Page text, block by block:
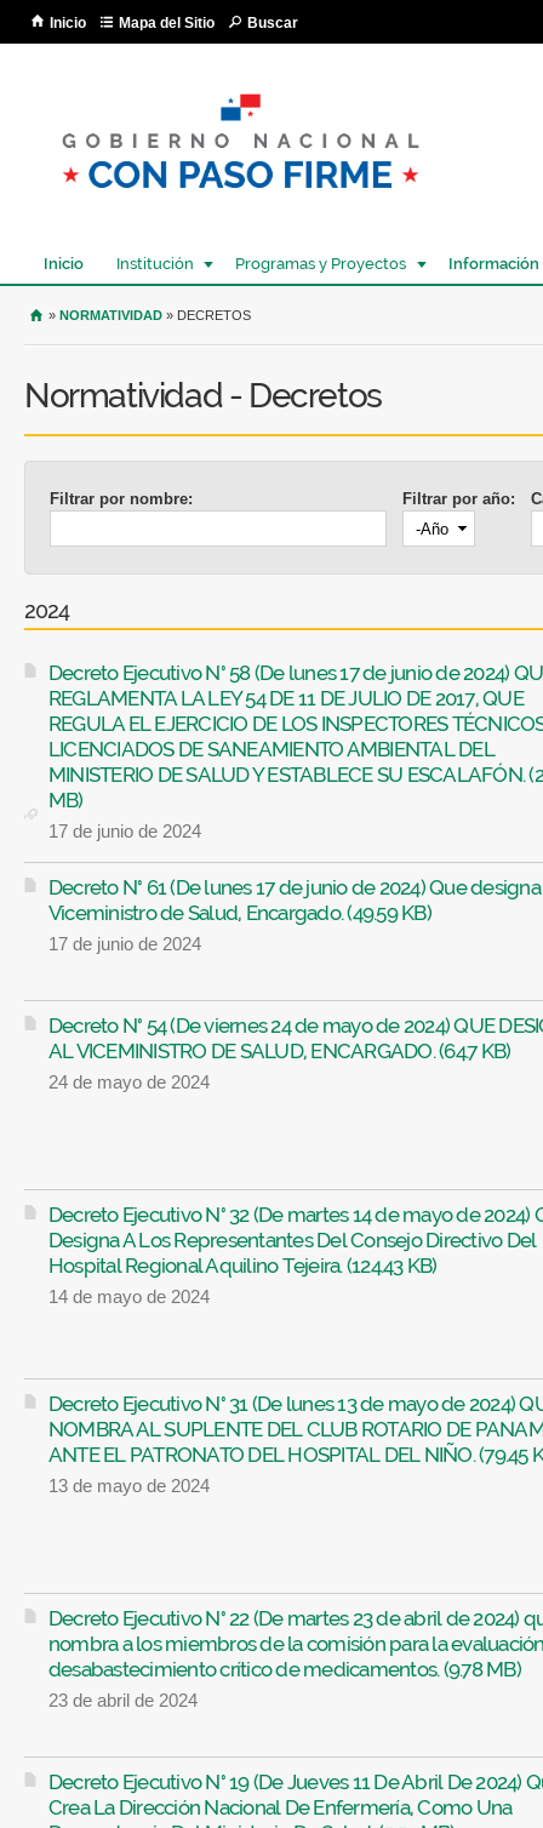
Inicio Mapa del Sitio Buscar
Inicio Institución Programas y Proyectos Información
USTED SE ENCUENTRA AQUÍ
» NORMATIVIDAD » DECRETOS
Normatividad - Decretos
Filtrar por nombre:
Filtrar por año:
Año
2024
Decreto Ejecutivo N° 58 (De lunes 17 de junio de 2024)
REGLAMENTA LA LEY 54 DE 11 DE JULIO DE 2017, QUE
REGULA EL EJERCICIO DE LOS INSPECTORES
LICENCIADOS DE SANEAMIENTO AMBIENTAL DEL
MINISTERIO DE SALUD Y ESTABLECE SU ESCALAFÓN.
MB)
17 de junio de 2024
Decreto N° 61 (De lunes 17 de junio de 2024) Que
Viceministro de Salud, Encargado. (49.59 KB)
17 de junio de 2024
Decreto N° 54 (De viernes 24 de mayo de 2024) QUE
AL VICEMINISTRO DE SALUD, ENCARGADO. (64.7 KB)
24 de mayo de 2024
Decreto Ejecutivo N° 32 (De martes 14 de mayo de 2024)
Designa A Los Representantes Del Consejo Directivo Del
Hospital Regional Aquilino Tejeira. (124.43 KB)
14 de mayo de 2024
Decreto Ejecutivo N° 31 (De lunes 13 de mayo de 2024)
NOMBRA AL SUPLENTE DEL CLUB ROTARIO DE
ANTE EL PATRONATO DEL HOSPITAL DEL NIÑO. (79.45
13 de mayo de 2024
Decreto Ejecutivo N° 22 (De martes 23 de abril de 2024)
nombra a los miembros de la comisión para la
desabastecimiento crítico de medicamentos. (9.78 MB)
23 de abril de 2024
Decreto Ejecutivo N° 19 (De Jueves 11 De Abril De 2024)
Crea La Dirección Nacional De Enfermería, Como Una